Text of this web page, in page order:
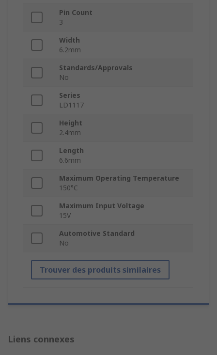
Pin Count
3
Width
6.2mm
Standards/Approvals
No
Series
LD1117
Height
2.4mm
Length
6.6mm
Maximum Operating Temperature
150°C
Maximum Input Voltage
15V
Automotive Standard
No
Trouver des produits similaires
Liens connexes